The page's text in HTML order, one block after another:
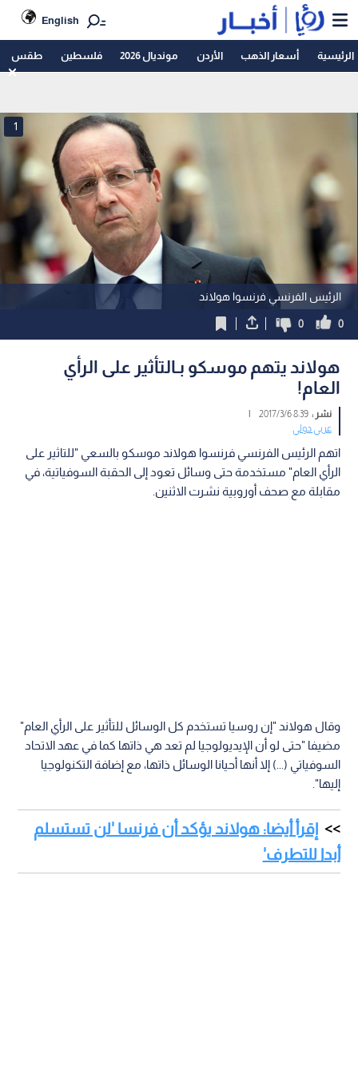
English
الرئيسية أسعار الذهب الأردن مونديال 2026 فلسطين طقس
الرئيس الفرنسي فرنسوا هولاند
1
0
0
هولاند يتهم موسكو بـالتأثير على الرأي
العام!
نشر :8:39 2017/3/6
|
عربي دولي
اتهم الرئيس الفرنسي فرنسوا هولاند موسكو بالسعي "للتاثير على
الرأي العام" مستخدمة حتى وسائل تعود إلى الحقبة السوفياتية، في
مقابلة مع صحف أوروبية نشرت الاثنين.
وقال هولاند "إن روسيا تستخدم كل الوسائل للتأثير على الرأي العام"
مضيفا "حتى لو أن الإيديولوجيا لم تعد هي ذاتها كما في عهد الاتحاد
السوفياتي (...) إلا أنها أحيانا الوسائل ذاتها، مع إضافة التكنولوجيا
إليها".
إقرأ أيضا: هولاند يؤكد أن فرنسا 'لن تستسلم
أبدا للتطرف'